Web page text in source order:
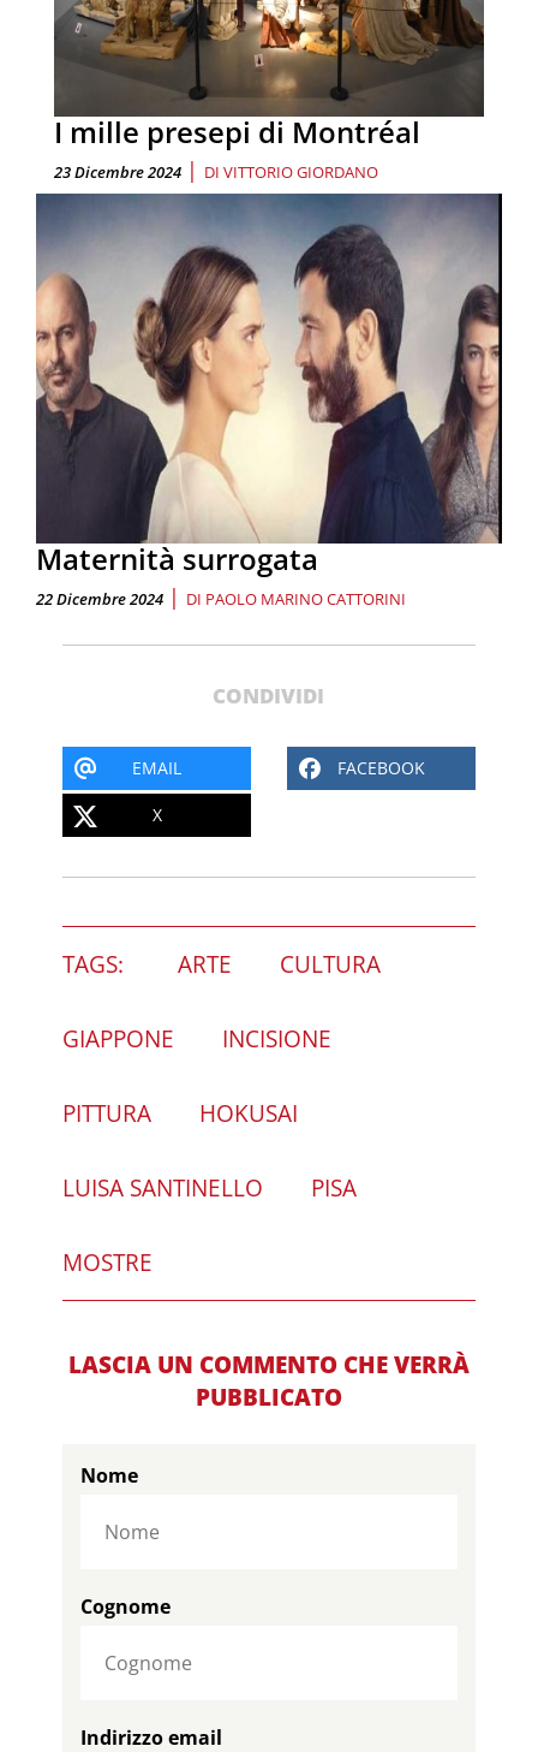
I mille presepi di Montréal
23 Dicembre 2024 | DI VITTORIO GIORDANO
Maternità surrogata
22 Dicembre 2024 | DI PAOLO MARINO CATTORINI
CONDIVIDI
EMAIL FACEBOOK
X
TAGS: ARTE CULTURA
GIAPPONE INCISIONE
PITTURA HOKUSAI
LUISA SANTINELLO PISA
MOSTRE
LASCIA UN COMMENTO CHE VERRÀ
PUBBLICATO
Nome
Cognome
Indirizzo email